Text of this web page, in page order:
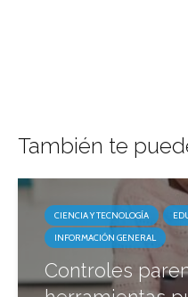
También te
CIENCIA Y TECNOLOGÍA
INFORMACIÓN GENERAL
Controles